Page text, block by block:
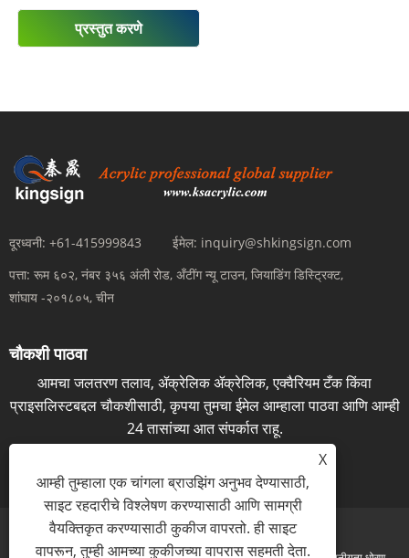
दूरध्वनी: +61-415999843 ईमेल: inquiry@shkingsign.com
पत्ता: रूम ६०२, नंबर ३५६ अंली रोड, अँटींग न्यू टाउन, जियाडिंग डिस्ट्रिक्ट,
शांघाय -२०१८०५, चीन
चौकशी पाठवा
आमचा जलतरण तलाव, ॲक्रेलिक ॲक्रेलिक, एक्वैरियम टँक किंवा
प्राइसलिस्टबद्दल चौकशीसाठी, कृपया तुमचा ईमेल आम्हाला पाठवा आणि आम्ही
24 तासांच्या आत संपर्कात राहू.
X
आम्ही तुम्हाला एक चांगला ब्राउझिंग अनुभव देण्यासाठी,
साइट रहदारीचे विश्लेषण करण्यासाठी आणि सामग्री
वैयक्तिकृत करण्यासाठी कुकीज वापरतो. ही साइट
वापरून, तुम्ही आमच्या कुकीजच्या वापरास सहमती देता.